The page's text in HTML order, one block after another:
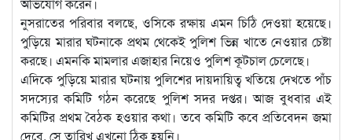
নুসরাতের পরিবার বলছে, ওসিকে রক্ষায় এমন চিঠি দেওয়া হয়েছে।
পুড়িয়ে মারার ঘটনাকে প্রথম থেকেই পুলিশ ভিন্ন খাতে নেওয়ার চেষ্টা
করছে। এমনকি মামলার এজাহার নিয়েও পুলিশ কূটচাল চেলেছে।
এদিকে পুড়িয়ে মারার ঘটনায় পুলিশের দায়দায়িত্ব খতিয়ে দেখতে পাঁচ
সদস্যের কমিটি গঠন করেছে পুলিশ সদর দপ্তর। আজ বুধবার এই
কমিটির প্রথম বৈঠক হওয়ার কথা। তবে কমিটি কবে প্রতিবেদন জমা
দেবে, সে তারিখ এখনো ঠিক হয়নি।